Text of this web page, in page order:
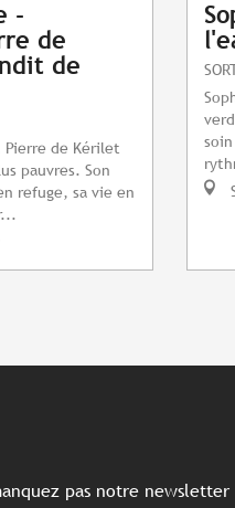
-
de
de
Pierre de Kérilet
pauvres. Son
refuge, sa vie en
pas notre